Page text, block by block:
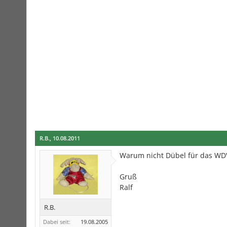
R.B., 10.08.2011
R.B.
Dabei seit: 19.08.2005
Warum nicht Dübel für das
Gruß
Ralf